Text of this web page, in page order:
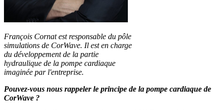
François Cornat est responsable du pôle
simulations de CorWave. Il est en charge
du développement de la partie
hydraulique de la pompe cardiaque
imaginée par l'entreprise.
Pouvez-vous nous rappeler le principe de la pompe cardiaque de
CorWave ?